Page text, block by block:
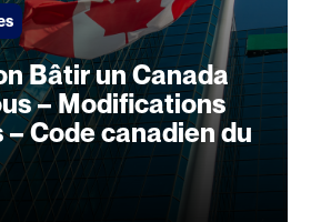
Bâtir un Canada
– Modifications
Code canadien du